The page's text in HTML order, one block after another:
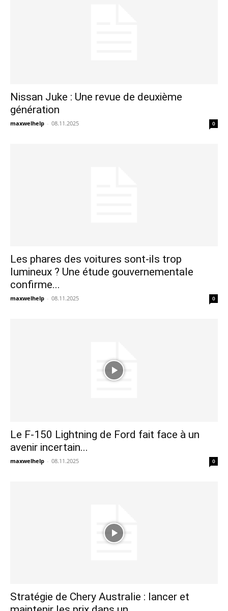
Nissan Juke : Une revue de deuxième
génération
maxwelhelp - 08.11.2025 0
Les phares des voitures sont-ils trop
lumineux ? Une étude gouvernementale
confirme...
maxwelhelp - 08.11.2025 0
Le F-150 Lightning de Ford fait face à un
avenir incertain...
maxwelhelp - 08.11.2025 0
Stratégie de Chery Australie : lancer et